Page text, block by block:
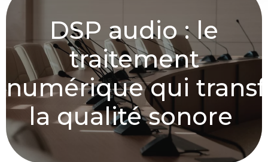
DSP audio : le
traitement
numérique qui
la qualité sonore